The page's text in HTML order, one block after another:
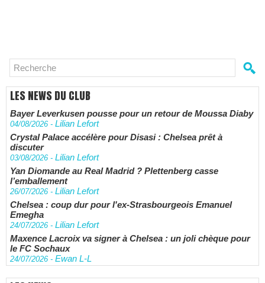
LES NEWS DU CLUB
Bayer Leverkusen pousse pour un retour de Moussa Diaby
04/08/2026 - Lilian Lefort
Crystal Palace accélère pour Disasi : Chelsea prêt à
discuter
03/08/2026 - Lilian Lefort
Yan Diomande au Real Madrid ? Plettenberg casse
l’emballement
26/07/2026 - Lilian Lefort
Chelsea : coup dur pour l'ex-Strasbourgeois Emanuel
Emegha
24/07/2026 - Lilian Lefort
Maxence Lacroix va signer à Chelsea : un joli chèque pour
le FC Sochaux
24/07/2026 - Ewan L-L